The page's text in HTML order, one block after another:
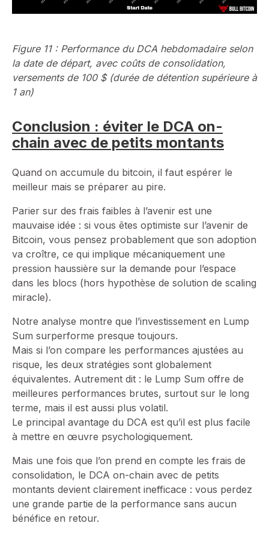
Figure 11 : Performance du DCA hebdomadaire selon
la date de départ, avec coûts de consolidation,
versements de 100 $ (durée de détention supérieure à
1 an)
Conclusion : éviter le DCA on-
chain avec de petits montants
Quand on accumule du bitcoin, il faut espérer le
meilleur mais se préparer au pire.
Parier sur des frais faibles à l’avenir est une
mauvaise idée : si vous êtes optimiste sur l’avenir de
Bitcoin, vous pensez probablement que son adoption
va croître, ce qui implique mécaniquement une
pression haussière sur la demande pour l’espace
dans les blocs (hors hypothèse de solution de scaling
miracle).
Notre analyse montre que l’investissement en Lump
Sum surperforme presque toujours.
Mais si l’on compare les performances ajustées au
risque, les deux stratégies sont globalement
équivalentes. Autrement dit : le Lump Sum offre de
meilleures performances brutes, surtout sur le long
terme, mais il est aussi plus volatil.
Le principal avantage du DCA est qu’il est plus facile
à mettre en œuvre psychologiquement.
Mais une fois que l’on prend en compte les frais de
consolidation, le DCA on-chain avec de petits
montants devient clairement inefficace : vous perdez
une grande partie de la performance sans aucun
bénéfice en retour.